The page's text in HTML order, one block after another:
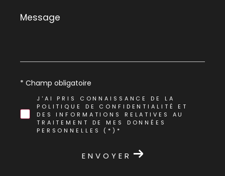
Message
*
J'AI PRIS CONNAISSANCE DE LA
POLITIQUE DE CONFIDENTIALITÉ ET
DES INFORMATIONS RELATIVES AU
TRAITEMENT DE MES DONNÉES
PERSONNELLES (*)*
* Champ obligatoire
ENVOYER